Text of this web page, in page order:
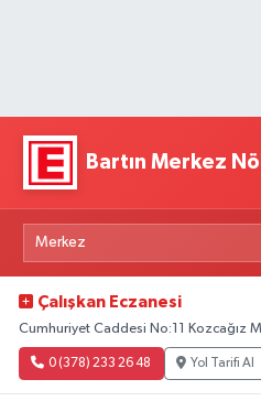
Bartın Merkez
Çalışkan Eczanesi
Cumhuriyet Caddesi No:11 Kozcağız
0 (378) 233 26 48 Yol Tarifi Al